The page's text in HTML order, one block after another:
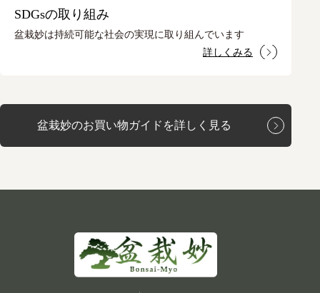
SDGsの取り組み
盆栽妙は持続可能な社会の実現に取り組んでいます
詳しくみる
盆栽妙のお買い物ガイドを詳しく見る